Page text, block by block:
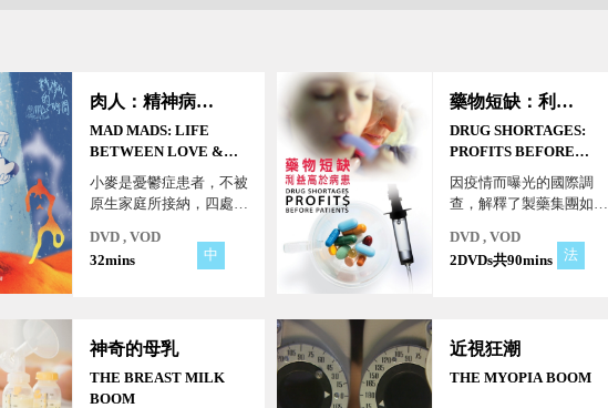
肉人：精神病人的時間
MAD MADS: LIFE
BETWEEN LOVE &
DEATH
小麥是憂鬱症患者，不被
原生家庭所接納，四處遊
歸屬。 在跳樓失敗後，
小麥的生活擺盪在發作時
是否能被這個社會所接
住？
DVD , VOD
32mins
中
藥物短缺：利益高於病患
DRUG SHORTAGES:
PROFITS BEFORE
PATIENTS
因疫情而曝光的國際調
查，解釋了製藥集團如何
缺，以提高價格。 面臨
藥品供應短缺，並非醫院
DVD , VOD
2DVDs共90mins
法
神奇的母乳
THE BREAST MILK
BOOM
近視狂潮
THE MYOPIA BOOM